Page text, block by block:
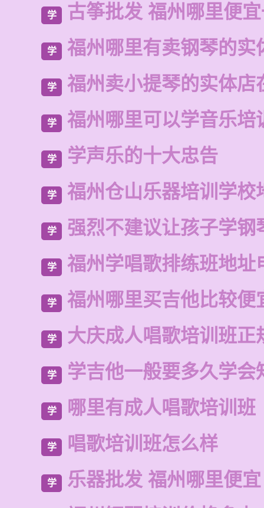
学 古筝批发 福州哪里便
学 福州哪里有卖钢琴的实
学 福州卖小提琴的实体店
学 福州哪里可以学音乐培
学 学声乐的十大忠告
学 福州仓山乐器培训学校
学 强烈不建议让孩子学钢
学 福州学唱歌排练班地址
学 福州哪里买吉他比较便
学 大庆成人唱歌培训班正
学 学吉他一般要多久学会
学 哪里有成人唱歌培训班
学 唱歌培训班怎么样
学
乐器批发 福州哪里便宜